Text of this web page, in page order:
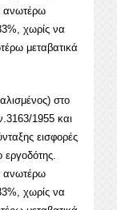
ανωτέρω
χωρίς να
μεταβατικά
στο
1955 και
εισφορές
ανωτέρω
χωρίς να